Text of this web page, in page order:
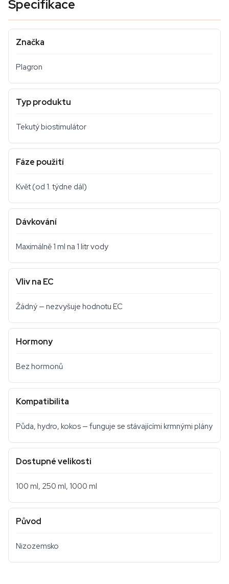
Specifikace
Značka
Plagron
Typ produktu
Tekutý biostimulátor
Fáze použití
Květ (od 1. týdne dál)
Dávkování
Maximálně 1 ml na 1 litr vody
Vliv na EC
Žádný — nezvyšuje hodnotu EC
Hormony
Bez hormonů
Kompatibilita
Půda, hydro, kokos — funguje se stávajícími krmnými plány
Dostupné velikosti
100 ml, 250 ml, 1000 ml
Původ
Nizozemsko